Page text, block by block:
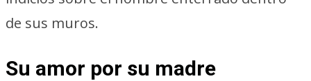
de sus muros.
Su amor por su madre